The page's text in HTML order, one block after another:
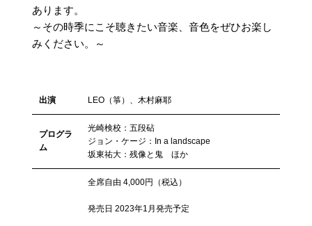
あります。
～その時季にこそ聴きたい音楽、音色をぜひお楽し
みください。～
出演 LEO（箏）、木村麻耶
プログラ
ム
光崎検校：五段砧
ジョン・ケージ：In a landscape
坂東祐大：残像と鬼 ほか
全席自由 4,000円（税込）
発売日 2023年1月発売予定